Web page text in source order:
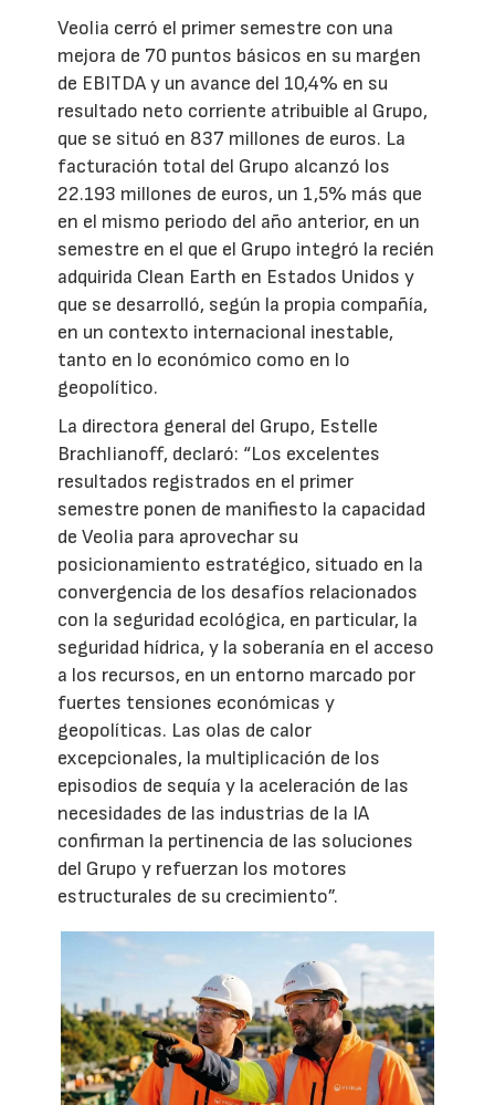
Veolia cerró el primer semestre con una
mejora de 70 puntos básicos en su margen
de EBITDA y un avance del 10,4% en su
resultado neto corriente atribuible al Grupo,
que se situó en 837 millones de euros. La
facturación total del Grupo alcanzó los
22.193 millones de euros, un 1,5% más que
en el mismo periodo del año anterior, en un
semestre en el que el Grupo integró la recién
adquirida Clean Earth en Estados Unidos y
que se desarrolló, según la propia compañía,
en un contexto internacional inestable,
tanto en lo económico como en lo
geopolítico.
La directora general del Grupo, Estelle
Brachlianoff, declaró: “Los excelentes
resultados registrados en el primer
semestre ponen de manifiesto la capacidad
de Veolia para aprovechar su
posicionamiento estratégico, situado en la
convergencia de los desafíos relacionados
con la seguridad ecológica, en particular, la
seguridad hídrica, y la soberanía en el acceso
a los recursos, en un entorno marcado por
fuertes tensiones económicas y
geopolíticas. Las olas de calor
excepcionales, la multiplicación de los
episodios de sequía y la aceleración de las
necesidades de las industrias de la IA
confirman la pertinencia de las soluciones
del Grupo y refuerzan los motores
estructurales de su crecimiento”.